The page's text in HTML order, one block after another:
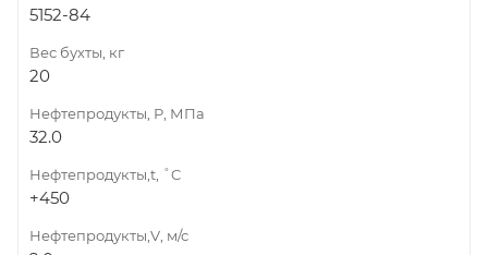
5152-84
Вес бухты, кг
20
Нефтепродукты, Р, МПа
32.0
Нефтепродукты,t, ˚C
+450
Нефтепродукты,V, м/с